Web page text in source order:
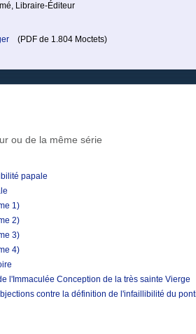
Libraire-Éditeur
(PDF de 1.804 Moctets)
ou de la même série
papale
1)
2)
3)
4)
l'Immaculée Conception de la très sainte Vierge
contre la définition de l'infaillibilité du